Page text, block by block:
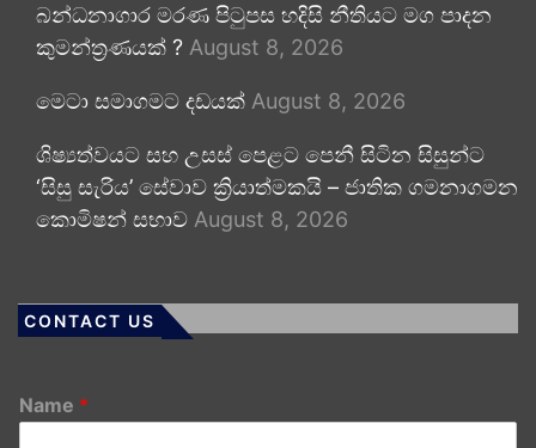
බන්ධනාගාර මරණ පිටුපස හදිසි නීතියට මග පාදන
කුමන්ත්‍රණයක් ? August 8, 2026
මෙටා සමාගමට දඩයක් August 8, 2026
ශිෂ්‍යත්වයට සහ උසස් පෙළට පෙනී සිටින සිසුන්ට
‘සිසු සැරිය’ සේවාව ක්‍රියාත්මකයි – ජාතික ගමනාගමන
කොමිෂන් සභාව August 8, 2026
CONTACT US
Name *